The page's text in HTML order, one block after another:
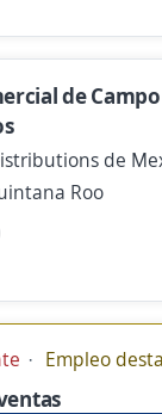
de
de
Roo
Empleo